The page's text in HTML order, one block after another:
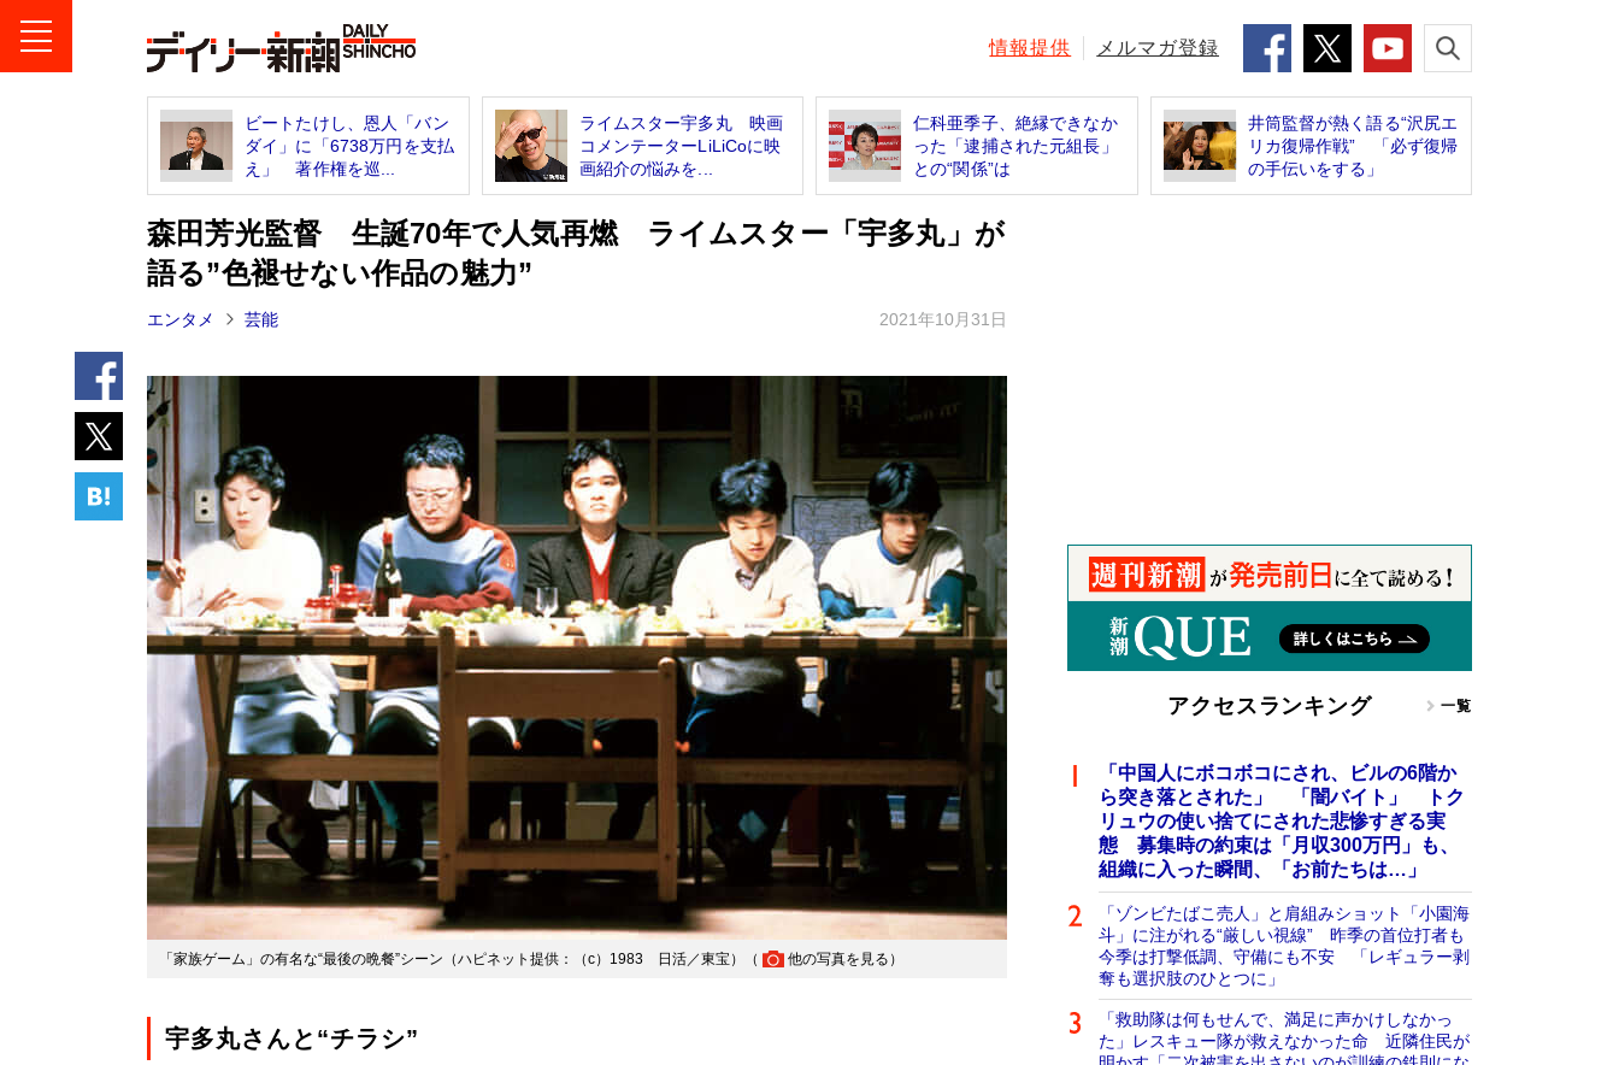
情報提供 メルマガ登録
ビートたけし、恩人「バン
ダイ」に「6738万円を支払
え」 著作権を巡...
ライムスター宇多丸 映画
コメンテーターLiLiCoに映
画紹介の悩みを...
仁科亜季子、絶縁できなか
った「逮捕された元組長」
との“関係”は
井筒監督が熱く語る“沢尻エ
リカ復帰作戦” 「必ず復帰
の手伝いをする」
森田芳光監督 生誕70年で人気再燃 ライムスター「宇多丸」が
語る”色褪せない作品の魅力”
エンタメ 芸能 2021年10月31日
「家族ゲーム」の有名な“最後の晩餐”シーン（ハピネット提供：（c）1983 日活／東宝）（ 他の写真を見る ）
宇多丸さんと“チラシ”
アクセスランキング 一覧
「中国人にボコボコにされ、ビルの6階か
ら突き落とされた」 「闇バイト」 トク
リュウの使い捨てにされた悲惨すぎる実
態 募集時の約束は「月収300万円」も、
組織に入った瞬間、「お前たちは…」
「ゾンビたばこ売人」と肩組みショット「小園海
斗」に注がれる“厳しい視線” 昨季の首位打者も
今季は打撃低調、守備にも不安 「レギュラー剥
奪も選択肢のひとつに」
「救助隊は何もせんで、満足に声かけしなかっ
た」レスキュー隊が救えなかった命 近隣住民が